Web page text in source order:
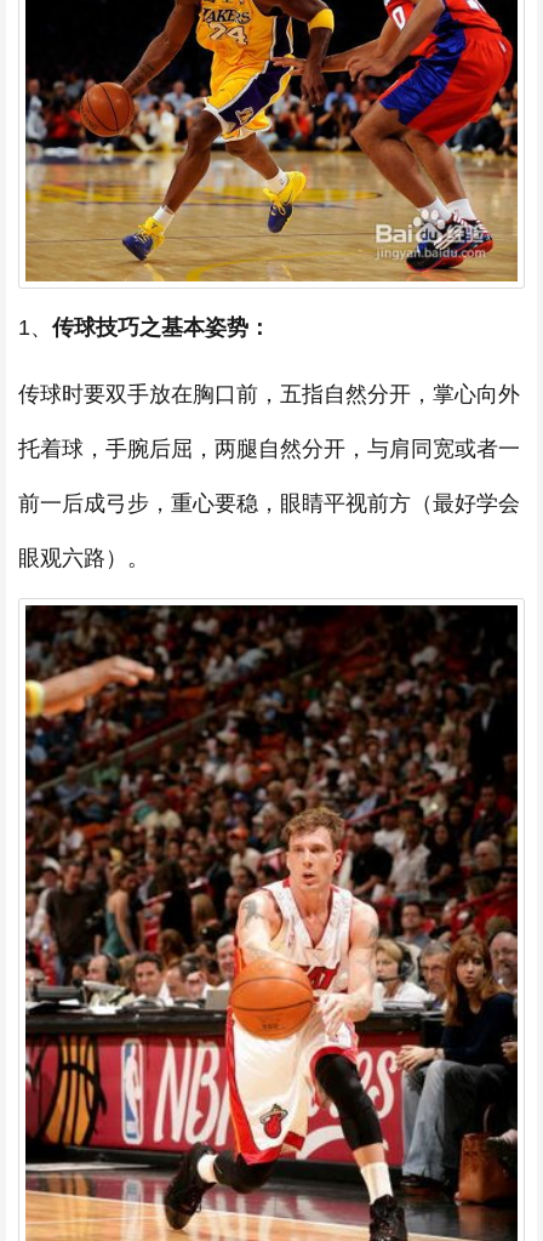
1、 传球技巧之基本姿势：
传球时要双手放在胸口前，五指自然分开，掌心向外
托着球，手腕后屈，两腿自然分开，与肩同宽或者一
前一后成弓步，重心要稳，眼睛平视前方（最好学会
眼观六路）。